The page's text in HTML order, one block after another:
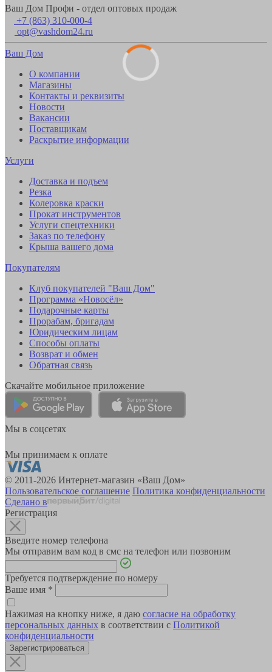
Ваш Дом Профи - отдел оптовых продаж
+7 (863) 310-000-4
opt@vashdom24.ru
Ваш Дом
О компании
Магазины
Контакты и реквизиты
Новости
Вакансии
Поставщикам
Раскрытие информации
Услуги
Доставка и подъем
Резка
Колеровка краски
Прокат инструментов
Услуги спецтехники
Заказ по телефону
Крыша вашего дома
Покупателям
Клуб покупателей "Ваш Дом"
Программа «Новосёл»
Подарочные карты
Прорабам, бригадам
Юридическим лицам
Способы оплаты
Возврат и обмен
Обратная связь
Скачайте мобильное приложение
Мы в соцсетях
Мы принимаем к оплате
© 2011-2026 Интернет-магазин «Ваш Дом»
Пользовательское соглашение Политика конфиденциальности
Сделано в
Регистрация
Введите номер телефона
Мы отправим вам код в смс на телефон или позвоним
Требуется подтверждение по номеру
Ваше имя *
Нажимая на кнопку ниже, я даю согласие на обработку
персональных данных в соответствии с Политикой
конфиденциальности
Зарегистрироваться